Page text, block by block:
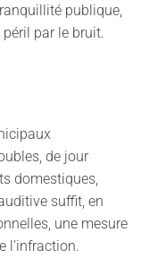
publique,
par le bruit.
de jour
domestiques,
suffit, en
une mesure
l’infraction.